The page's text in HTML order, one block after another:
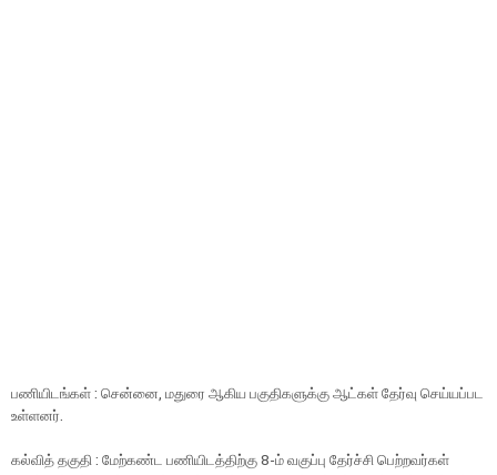
பணியிடங்கள் : சென்னை, மதுரை ஆகிய பகுதிகளுக்கு ஆட்கள் தேர்வு செய்யப்பட
உள்ளனர்.
கல்வித் தகுதி : மேற்கண்ட பணியிடத்திற்கு 8-ம் வகுப்பு தேர்ச்சி பெற்றவர்கள்